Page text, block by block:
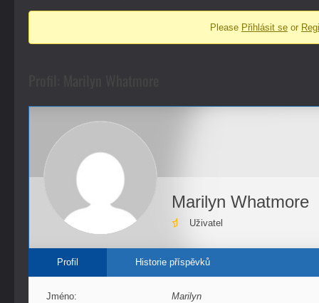
nacházíte
Please Přihlásit seor
Marilyn Whatmore
Uživatel
Profil Historie příspěvků
Jméno: Marilyn